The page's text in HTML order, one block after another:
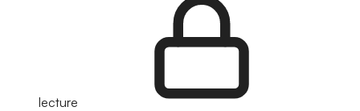
lecture